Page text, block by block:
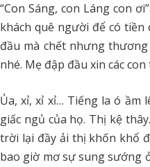
“Con Sáng, con Láng con
khách quê người để có tiền
đầu mà chết nhưng
nhé. Mẹ đập đầu xin các con
Ủa, xỉ, xỉ xỉ… Tiếng la ó
giấc ngủ của họ. Thị kệ
trời lại đầy ải thị khốn khổ
bao giờ mơ sự sung sướng